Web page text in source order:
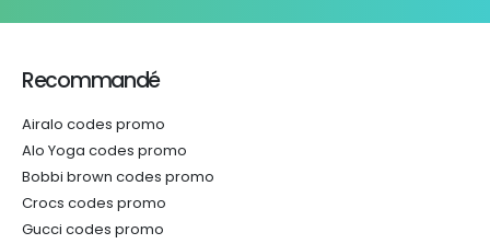
Recommandé
Airalo codes promo
Alo Yoga codes promo
Bobbi brown codes promo
Crocs codes promo
Gucci codes promo